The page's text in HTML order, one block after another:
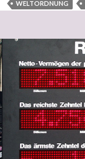
WELTORDNUNG